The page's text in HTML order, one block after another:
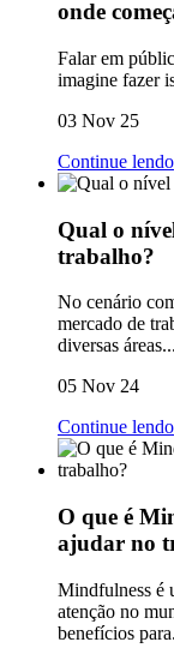
onde
Falar em
imagine fazer
03 Nov 25
Continue lendo
Qual o
trabalho?
No cenário
mercado de
diversas áreas...
05 Nov 24
Continue lendo
O que é
ajudar no
Mindfulness é
atenção no
benefícios